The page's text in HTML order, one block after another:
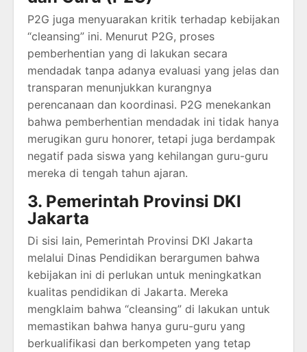
P2G juga menyuarakan kritik terhadap kebijakan
“cleansing” ini. Menurut P2G, proses
pemberhentian yang di lakukan secara
mendadak tanpa adanya evaluasi yang jelas dan
transparan menunjukkan kurangnya
perencanaan dan koordinasi. P2G menekankan
bahwa pemberhentian mendadak ini tidak hanya
merugikan guru honorer, tetapi juga berdampak
negatif pada siswa yang kehilangan guru-guru
mereka di tengah tahun ajaran.
3. Pemerintah Provinsi DKI
Jakarta
Di sisi lain, Pemerintah Provinsi DKI Jakarta
melalui Dinas Pendidikan berargumen bahwa
kebijakan ini di perlukan untuk meningkatkan
kualitas pendidikan di Jakarta. Mereka
mengklaim bahwa “cleansing” di lakukan untuk
memastikan bahwa hanya guru-guru yang
berkualifikasi dan berkompeten yang tetap